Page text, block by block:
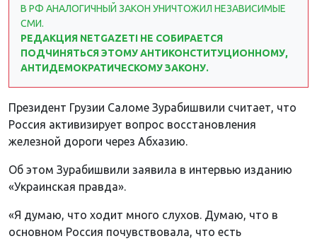
В РФ АНАЛОГИЧНЫЙ ЗАКОН УНИЧТОЖИЛ НЕЗАВИСИМЫЕ
СМИ.
РЕДАКЦИЯ NETGAZETI НЕ СОБИРАЕТСЯ
ПОДЧИНЯТЬСЯ ЭТОМУ АНТИКОНСТИТУЦИОННОМУ,
АНТИДЕМОКРАТИЧЕСКОМУ ЗАКОНУ.
Президент Грузии Саломе Зурабишвили считает, что
Россия активизирует вопрос восстановления
железной дороги через Абхазию.
Об этом Зурабишвили заявила в интервью изданию
«Украинская правда».
«Я думаю, что ходит много слухов. Думаю, что в
основном Россия почувствовала, что есть